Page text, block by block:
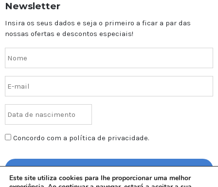
Newsletter
Insira os seus dados e seja o primeiro a ficar a par das
nossas ofertas e descontos especiais!
Concordo com a política de privacidade.
Este site utiliza cookies para lhe proporcionar uma melhor